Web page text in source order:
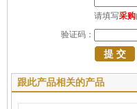
请填写采购
验证码：
跟此产品相关的产品